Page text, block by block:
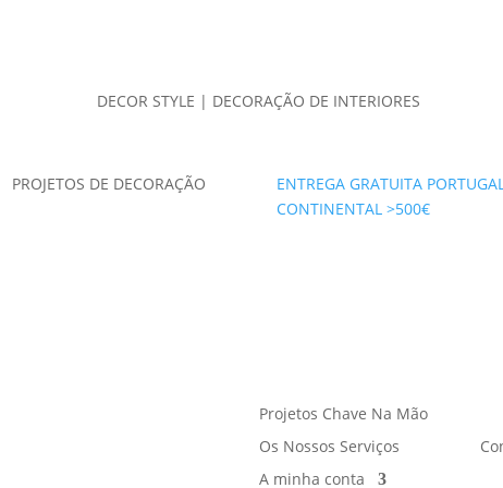
DECOR STYLE | DECORAÇÃO DE INTERIORES
PROJETOS DE DECORAÇÃO
ENTREGA GRATUITA
CONTINENTAL >500€
Projetos Chave Na Mão
Os Nossos Serviços
A minha conta